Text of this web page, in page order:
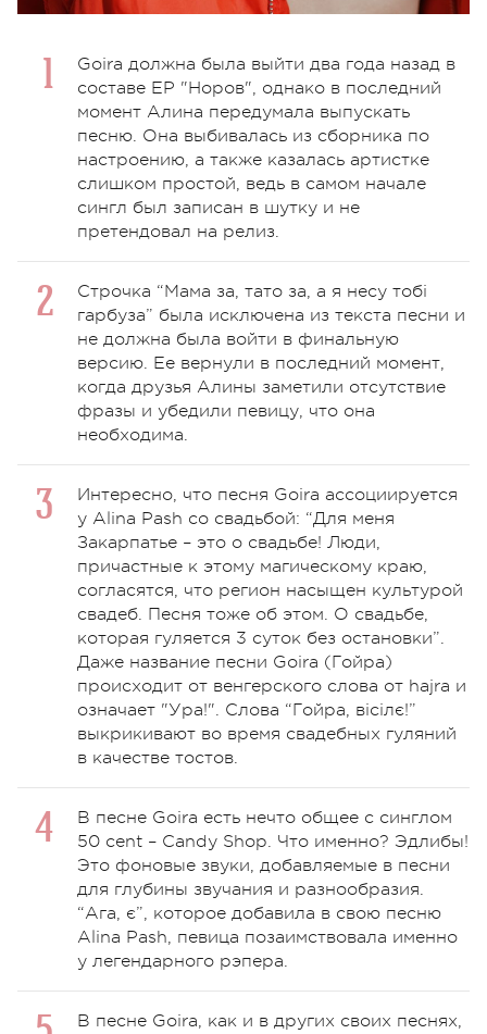
Goira должна была выйти два года назад в
составе ЕР "Норов", однако в последний
момент Алина передумала выпускать
песню. Она выбивалась из сборника по
настроению, а также казалась артистке
слишком простой, ведь в самом начале
сингл был записан в шутку и не
претендовал на релиз.
Строчка “Мама за, тато за, а я несу тобі
гарбуза” была исключена из текста песни и
не должна была войти в финальную
версию. Ее вернули в последний момент,
когда друзья Алины заметили отсутствие
фразы и убедили певицу, что она
необходима.
Интересно, что песня Goira ассоциируется
у Alina Pash со свадьбой: “Для меня
Закарпатье – это о свадьбе! Люди,
причастные к этому магическому краю,
согласятся, что регион насыщен культурой
свадеб. Песня тоже об этом. О свадьбе,
которая гуляется 3 суток без остановки”.
Даже название песни Goira (Гойра)
происходит от венгерского слова от hajra и
означает "Ура!". Слова “Гойра, вісілє!”
выкрикивают во время свадебных гуляний
в качестве тостов.
В песне Goira есть нечто общее с синглом
50 cent – Candy Shop. Что именно? Эдлибы!
Это фоновые звуки, добавляемые в песни
для глубины звучания и разнообразия.
“Ага, є”, которое добавила в свою песню
Alina Pash, певица позаимствовала именно
у легендарного рэпера.
В песне Goira, как и в других своих песнях,